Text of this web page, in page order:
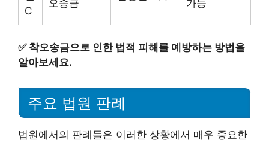
C
오송금
가능
✅ 착오송금으로 인한 법적 피해를 예방하는 방법을
알아보세요.
주요 법원 판례
법원에서의 판례들은 이러한 상황에서 매우 중요한